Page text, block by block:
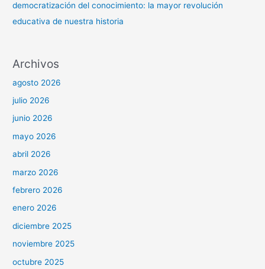
democratización del conocimiento: la mayor revolución
educativa de nuestra historia
Archivos
agosto 2026
julio 2026
junio 2026
mayo 2026
abril 2026
marzo 2026
febrero 2026
enero 2026
diciembre 2025
noviembre 2025
octubre 2025